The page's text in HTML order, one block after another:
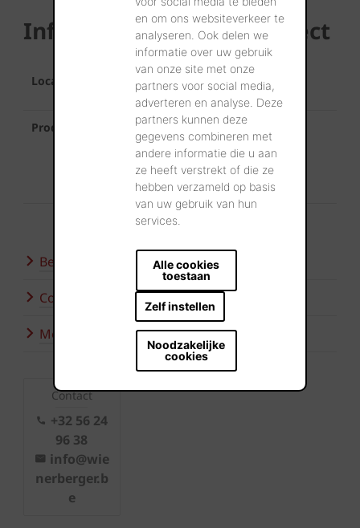
en om ons websiteverkeer te
analyseren. Ook delen we
informatie over uw gebruik
van onze site met onze
partners voor social media,
adverteren en analyse. Deze
partners kunnen deze
gegevens combineren met
andere informatie die u aan
ze heeft verstrekt of die ze
hebben verzameld op basis
van uw gebruik van hun
services.
Alle cookies
toestaan
Zelf instellen
Noodzakelijke
cookies
Informatie over het project
Locatie
Product
Terca Recup Zevendonkse
Koramic Vlaamse Pan 401 Leikleur mat
geglazuurd
Bezoek onze showroom
Contacteer ons
Meer inspiratie
Contact
+32 56 24
96 38
info@wie
nerberger.b
e